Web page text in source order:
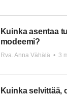
Kuinka asentaa
modeemi?
Rva. Anna Vähälä • 3
Kuinka selvittää,